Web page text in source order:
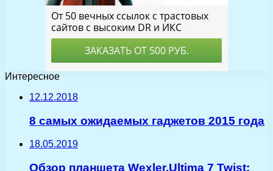
Интересное
12.12.2018
8 самых ожидаемых гаджетов 2015 года
18.05.2019
Обзор планшета Wexler.Ultima 7 Twist: